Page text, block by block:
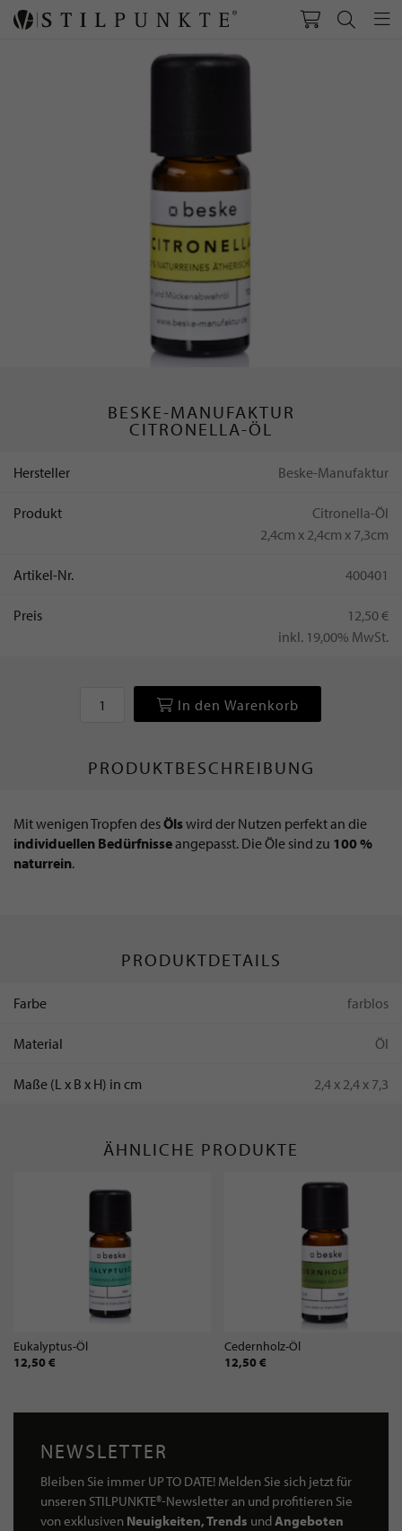
BESKE-MANUFAKTUR
CITRONELLA-ÖL
Hersteller Beske-Manufaktur
Produkt
Citronella-Öl
2,4cm x 2,4cm x 7,3cm
Artikel-Nr. 400401
Preis
12,50 €
inkl. 19,00% MwSt.
In den Warenkorb
PRODUKTBESCHREIBUNG
Mit wenigen Tropfen desÖlswird der Nutzen perfekt an die
individuellen Bedürfnisseangepasst. Die Öle sind zu 100 %
naturrein.
PRODUKTDETAILS
Farbe farblos
Material Öl
Maße (L x B x H) in cm 2,4 x 2,4 x 7,3
ÄHNLICHE PRODUKTE
Eukalyptus-Öl
12,50 €
Cedernholz-Öl
12,50 €
NEWSLETTER
Bleiben Sie immer UP TO DATE! Melden Sie sich jetzt für
unseren STILPUNKTE®-Newsletter an und profitieren Sie
von exklusiven Neuigkeiten, Trends undAngeboten